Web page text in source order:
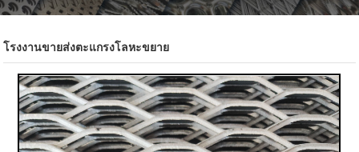
โรงงานขายส่งตะแกรงโลหะขยาย